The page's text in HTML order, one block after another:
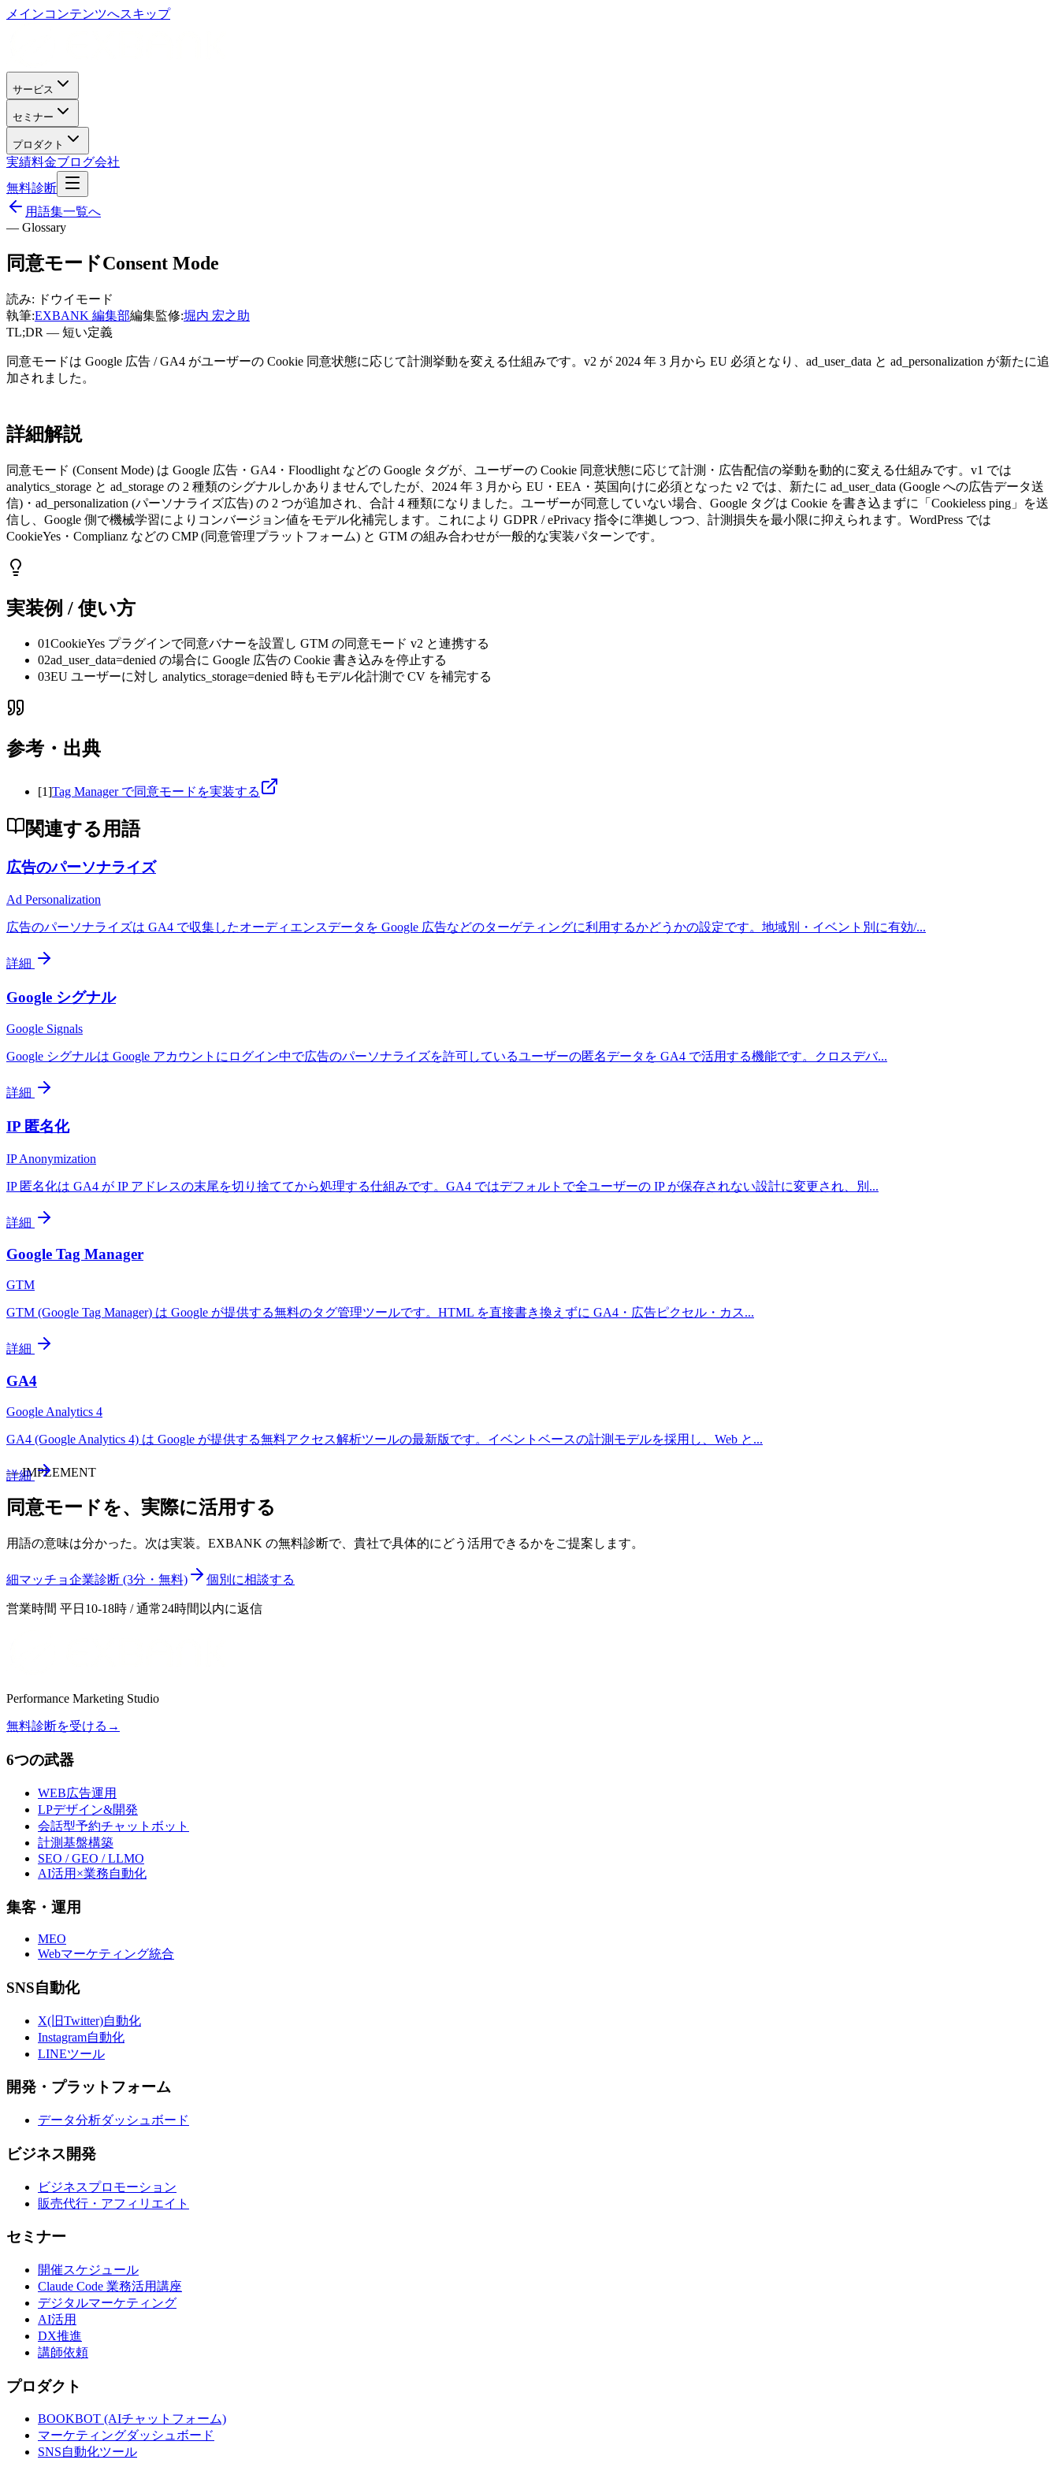
メインコンテンツへスキップ
サービス
セミナー
プロダクト
実績料金ブログ会社
無料診断
用語集一覧へ
— Glossary
同意モードConsent Mode
読み: ドウイモード
執筆:EXBANK 編集部編集監修:堀内 宏之助
TL;DR — 短い定義
同意モードは Google 広告 / GA4 がユーザーの Cookie 同意状態に応じて計測挙動を変える仕組みです。v2 が 2024 年 3 月から EU 必須となり、ad_user_data と ad_personalization が新たに追
加されました。
詳細解説
同意モード (Consent Mode) は Google 広告・GA4・Floodlight などの Google タグが、ユーザーの Cookie 同意状態に応じて計測・広告配信の挙動を動的に変える仕組みです。v1 では
analytics_storage と ad_storage の 2 種類のシグナルしかありませんでしたが、2024 年 3 月から EU・EEA・英国向けに必須となった v2 では、新たに ad_user_data (Google への広告データ送
信)・ad_personalization (パーソナライズ広告) の 2 つが追加され、合計 4 種類になりました。ユーザーが同意していない場合、Google タグは Cookie を書き込まずに「Cookieless ping」を送
信し、Google 側で機械学習によりコンバージョン値をモデル化補完します。これにより GDPR / ePrivacy 指令に準拠しつつ、計測損失を最小限に抑えられます。WordPress では
CookieYes・Complianz などの CMP (同意管理プラットフォーム) と GTM の組み合わせが一般的な実装パターンです。
実装例 / 使い方
01CookieYes プラグインで同意バナーを設置し GTM の同意モード v2 と連携する
02ad_user_data=denied の場合に Google 広告の Cookie 書き込みを停止する
03EU ユーザーに対し analytics_storage=denied 時もモデル化計測で CV を補完する
参考・出典
[1]Tag Manager で同意モードを実装する
関連する用語
広告のパーソナライズ
Ad Personalization
広告のパーソナライズは GA4 で収集したオーディエンスデータを Google 広告などのターゲティングに利用するかどうかの設定です。地域別・イベント別に有効/...
詳細
Google シグナル
Google Signals
Google シグナルは Google アカウントにログイン中で広告のパーソナライズを許可しているユーザーの匿名データを GA4 で活用する機能です。クロスデバ...
詳細
IP 匿名化
IP Anonymization
IP 匿名化は GA4 が IP アドレスの末尾を切り捨ててから処理する仕組みです。GA4 ではデフォルトで全ユーザーの IP が保存されない設計に変更され、別 ...
詳細
Google Tag Manager
GTM
GTM (Google Tag Manager) は Google が提供する無料のタグ管理ツールです。HTML を直接書き換えずに GA4・広告ピクセル・カス...
詳細
GA4
Google Analytics 4
GA4 (Google Analytics 4) は Google が提供する無料アクセス解析ツールの最新版です。イベントベースの計測モデルを採用し、Web と ...
詳細
—IMPLEMENT
同意モードを、実際に活用する
用語の意味は分かった。次は実装。EXBANK の無料診断で、貴社で具体的にどう活用できるかをご提案します。
細マッチョ企業診断 (3分・無料) 個別に相談する
営業時間 平日10-18時 / 通常24時間以内に返信
Performance Marketing Studio
無料診断を受ける →
6つの武器
WEB広告運用
LPデザイン&開発
会話型予約チャットボット
計測基盤構築
SEO / GEO / LLMO
AI活用×業務自動化
集客・運用
MEO
Webマーケティング統合
SNS自動化
X(旧Twitter)自動化
Instagram自動化
LINEツール
開発・プラットフォーム
データ分析ダッシュボード
ビジネス開発
ビジネスプロモーション
販売代行・アフィリエイト
セミナー
開催スケジュール
Claude Code 業務活用講座
デジタルマーケティング
AI活用
DX推進
講師依頼
プロダクト
BOOKBOT (AIチャットフォーム)
マーケティングダッシュボード
SNS自動化ツール